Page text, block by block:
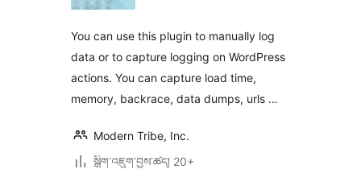
You can use this plugin to manually log
data or to capture logging on WordPress
actions. You can capture load time,
memory, backrace, data dumps, urls …
Modern Tribe, Inc.
སྒྲིག་འཇུག་བྱས་ཚད། 20+